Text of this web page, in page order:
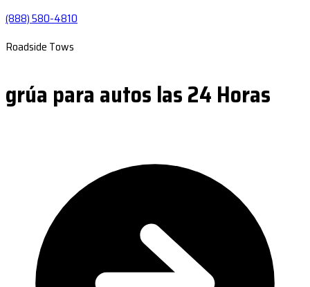
(888) 580-4810
Roadside Tows
grúa para autos las 24 Horas